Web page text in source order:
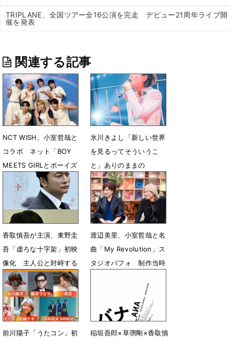
TRIPLANE、全国ツアー全16公演を完走 デビュー21周年ライブ開
催を発表
関連する記事
NCT WISH、小室哲哉と
コラボ ネット「BOY
MEETS GIRLとボーイズ
グループの相性が良すぎ
る！」
7月5日 11時59分
氷川きよし「新しい世界
を見るってそういうこ
と」ありのままの
「KIINA.」を表現
6月26日 14時13分
香取慎吾が主演、東野圭
吾「虚ろな十字架」初映
像化 主人公と対峙する
キーパーソン役に赤楚衛
二が決定
6月19日 12時16分
渡辺美里、小室哲哉と名
曲「My Revolution」ス
タジオパフォ 制作当時
6月18日 12時13分
前川陽子「うたコン」初
稲垣吾郎×草彅剛×香取慎